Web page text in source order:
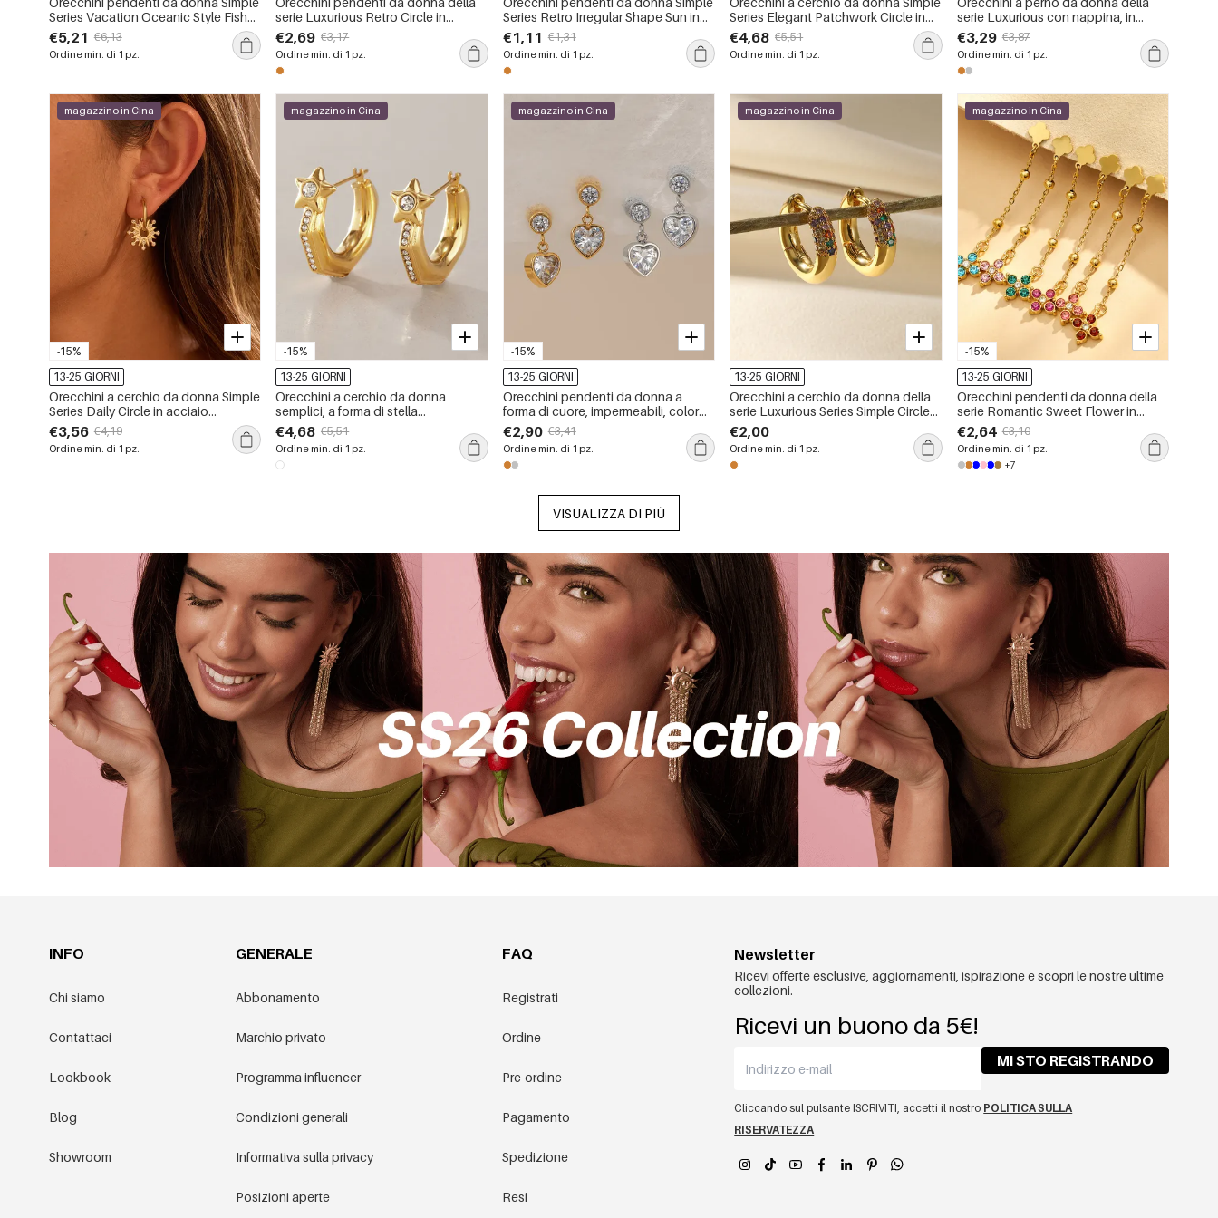
Series Vacation Oceanic Style Fish
Starfish Coral in acciaio inossidabile
impermeabile
€5,21 €6,13
Ordine min. di 1 pz.
serie Luxurious Retro Circle in
acciaio inossidabile impermeabile
color oro.
€2,69 €3,17
Ordine min. di 1 pz.
Series Retro Irregular Shape Sun in
acciaio inossidabile impermeabile
color oro
€1,11 €1,31
Ordine min. di 1 pz.
Series Elegant Patchwork Circle in
acciaio inossidabile impermeabile.
€4,68 €5,51
Ordine min. di 1 pz.
serie Luxurious con nappina, in
acciaio inossidabile, impermeabili,
color oro e strass.
€3,29 €3,87
Ordine min. di 1 pz.
-15%
magazzino in Cina
13-25 GIORNI
Orecchini a cerchio da donna Simple
Series Daily Circle in acciaio
inossidabile impermeabile color oro
€3,56 €4,19
Ordine min. di 1 pz.
-15%
magazzino in Cina
13-25 GIORNI
Orecchini a cerchio da donna
semplici, a forma di stella
geometrica, in acciaio inossidabile,
impermeabili, color oro, con strass.
€4,68 €5,51
Ordine min. di 1 pz.
-15%
magazzino in Cina
13-25 GIORNI
Orecchini pendenti da donna a
forma di cuore, impermeabili, color
oro, con zirconi.
€2,90 €3,41
Ordine min. di 1 pz.
magazzino in Cina
13-25 GIORNI
Orecchini a cerchio da donna della
serie Luxurious Series Simple Circle
Lines in rame color oro con zirconi
€2,00
Ordine min. di 1 pz.
-15%
magazzino in Cina
13-25 GIORNI
Orecchini pendenti da donna della
serie Romantic Sweet Flower in
acciaio inossidabile, impermeabili,
color oro, con zirconi.
€2,64 €3,10
Ordine min. di 1 pz.
+7
VISUALIZZA DI PIÙ
INFO
Chi siamo
Contattaci
Lookbook
Blog
Showroom
GENERALE
Abbonamento
Marchio privato
Programma influencer
Condizioni generali
Informativa sulla privacy
Posizioni aperte
FAQ
Registrati
Ordine
Pre-ordine
Pagamento
Spedizione
Resi
Newsletter
Ricevi offerte esclusive, aggiornamenti, ispirazione e scopri le nostre ultime
collezioni.
Ricevi un buono da 5€!
MI STO REGISTRANDO
Cliccando sul pulsante ISCRIVITI, accetti il ​​nostro POLITICA SULLA
RISERVATEZZA